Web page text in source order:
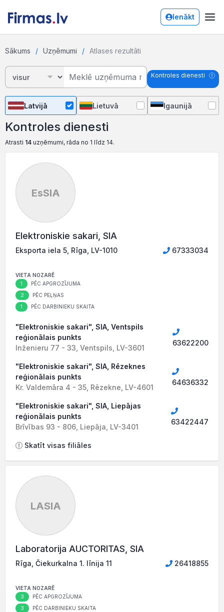
Ienākt
Sākums Uzņēmumi Atlases rezultāti
Kontroles dienesti
Latvijā Lietuvā Igaunijā
Kontroles dienesti
Atrasti 14 uzņēmumi, rāda no 1 līdz 14.
EsSIA
Elektroniskie sakari, SIA
Eksporta iela 5, Rīga, LV-1010 67333034
VIETA NOZARĒ
1 PĒC APGROZĪJUMA
2 PĒC PEĻŅAS
1 PĒC DARBINIEKU SKAITA
"Elektroniskie sakari", SIA, Ventspils
reģionālais punkts
Inženieru 77 - 33, Ventspils, LV-3601
63622200
"Elektroniskie sakari", SIA, Rēzeknes
reģionālais punkts
Kr. Valdemāra 4 - 35, Rēzekne, LV-4601
64636332
"Elektroniskie sakari", SIA, Liepājas
reģionālais punkts
Brīvības 93 - 806, Liepāja, LV-3401
63422447
Skatīt visas filiāles
LASIA
Laboratorija AUCTORITAS, SIA
Rīga, Čiekurkalna 1. līnija 11 26418855
VIETA NOZARĒ
3 PĒC APGROZĪJUMA
3 PĒC DARBINIEKU SKAITA